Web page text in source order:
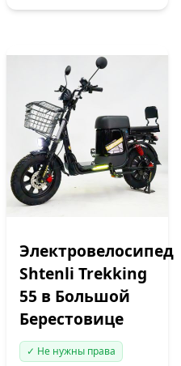
Электровелосипед
Shtenli Trekking
55 в Большой
Берестовице
✓ Не нужны права